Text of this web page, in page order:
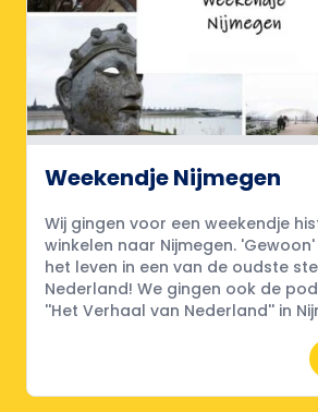
Weekendje Nijmegen
Wij gingen voor een weekendje
winkelen naar Nijmegen.
het leven in een van de oudste
Nederland! We gingen ook de
''Het Verhaal van Nederland'' in